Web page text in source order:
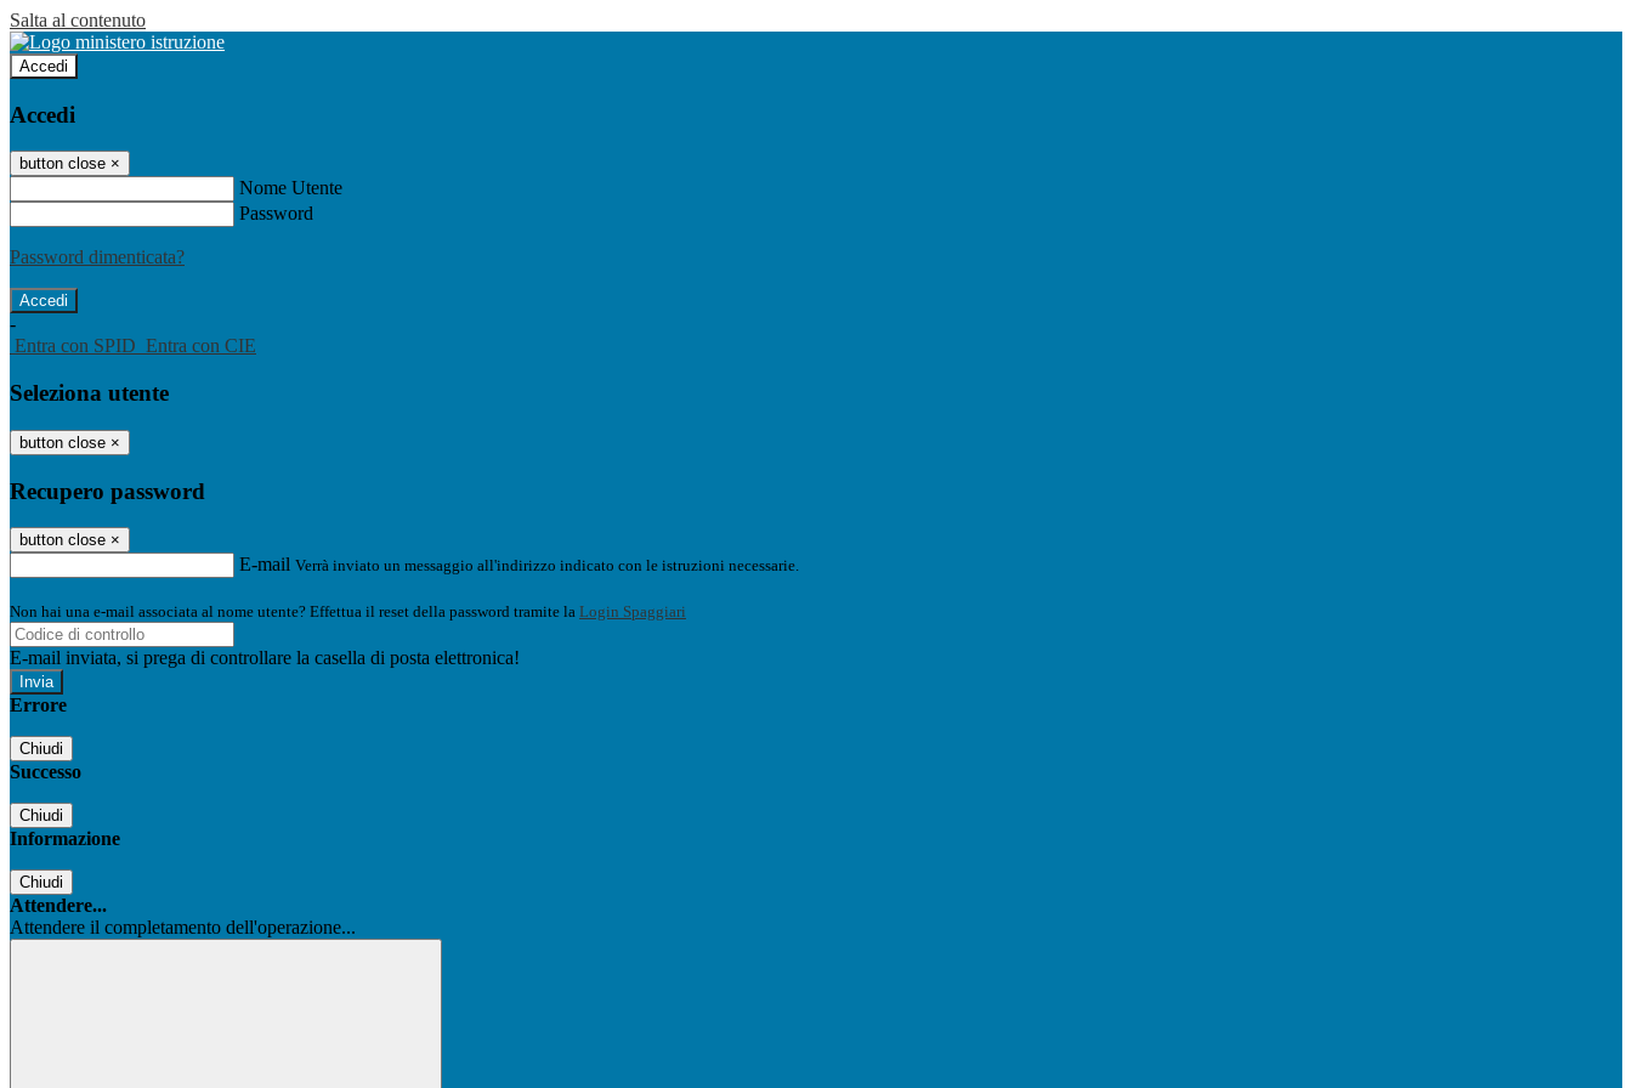
Salta al contenuto
Accedi
Accedi
button close ×
Nome Utente
Password
Password dimenticata?
-
Entra con SPID Entra con CIE
Seleziona utente
button close ×
Recupero password
button close ×
E-mail Verrà inviato un messaggio all'indirizzo indicato con le istruzioni necessarie.
Non hai una e-mail associata al nome utente? Effettua il reset della password tramite la Login Spaggiari
E-mail inviata, si prega di controllare la casella di posta elettronica!
Errore
Chiudi
Successo
Chiudi
Informazione
Chiudi
Attendere...
Attendere il completamento dell'operazione...